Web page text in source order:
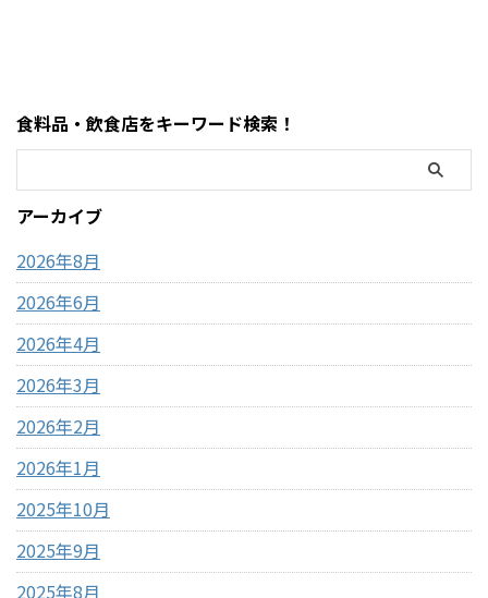
ている方はぜひ参考にしてく
ださい。 写真付きのレビュー
ださい。
https://hubmedia.co.jp/costc
がゴールデンウィークにコス
トコを訪れるのは毎年の楽し
みの一つですが、この時期の
営業時間変更や混雑状況には
食料品・飲食店をキーワード検索！
アーカイブ
2026年8月
2026年6月
2026年4月
2026年3月
2026年2月
2026年1月
2025年10月
2025年9月
2025年8月